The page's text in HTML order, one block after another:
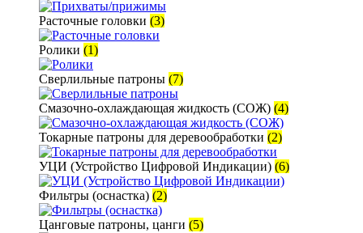
Расточные головки (3)
Ролики (1)
Сверлильные патроны (7)
Смазочно-охлаждающая жидкость (СОЖ) (4)
Токарные патроны для деревообработки (2)
УЦИ (Устройство Цифровой Индикации) (6)
Фильтры (оснастка) (2)
Цанговые патроны, цанги (5)